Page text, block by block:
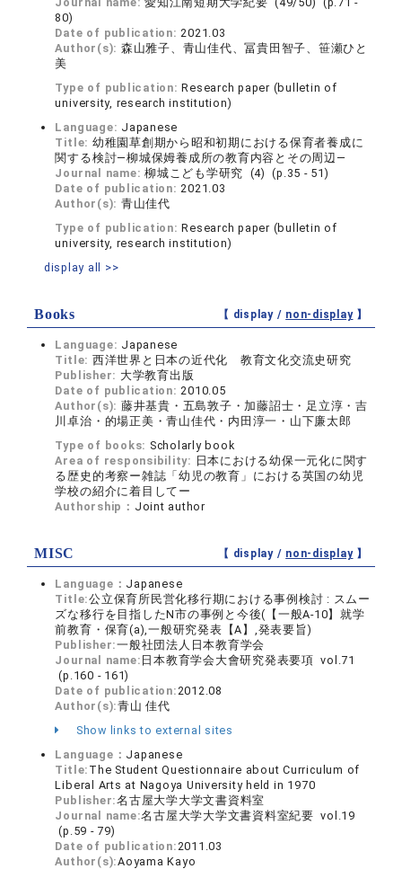
80)
Date of publication: 2021.03
Author(s): 森山雅子、青山佳代、冨貴田智子、笹瀬ひと
美
Type of publication:Research paper (bulletin of
university, research institution)
Language: Japanese
Title: 幼稚園草創期から昭和初期における保育者養成に
関する検討―柳城保姆養成所の教育内容とその周辺―
Journal name:柳城こども学研究 (4) (p.35 - 51)
Date of publication: 2021.03
Author(s): 青山佳代
Type of publication:Research paper (bulletin of
university, research institution)
display all >>
Books 【 display / non-display】
Language: Japanese
Title: 西洋世界と日本の近代化 教育文化交流史研究
Publisher: 大学教育出版
Date of publication: 2010.05
Author(s): 藤井基貴・五島敦子・加藤詔士・足立淳・吉
川卓治・的場正美・青山佳代・内田淳一・山下廉太郎
Type of books: Scholarly book
Area of responsibility: 日本における幼保一元化に関す
る歴史的考察ー雑誌「幼児の教育」における英国の幼児
学校の紹介に着目してー
Authorship： Joint author
MISC 【 display / non-display】
Language： Japanese
Title:公立保育所民営化移行期における事例検討 : スムー
ズな移行を目指したN市の事例と今後(【一般A-10】就学
前教育・保育(a),一般研究発表【A】,発表要旨)
Publisher:一般社団法人日本教育学会
Journal name: 日本教育学会大會研究発表要項 vol.71
(p.160 - 161)
Date of publication: 2012.08
Author(s):青山 佳代
Show links to external sites
Language： Japanese
Title: The Student Questionnaire about Curriculum of
Liberal Arts at Nagoya University held in 1970
Publisher:名古屋大学大学文書資料室
Journal name:名古屋大学大学文書資料室紀要 vol.19
(p.59 - 79)
Date of publication: 2011.03
Author(s):Aoyama Kayo